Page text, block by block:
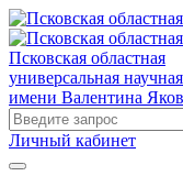
Псковская областная
универсальная
имени Валентина
Личный кабинет